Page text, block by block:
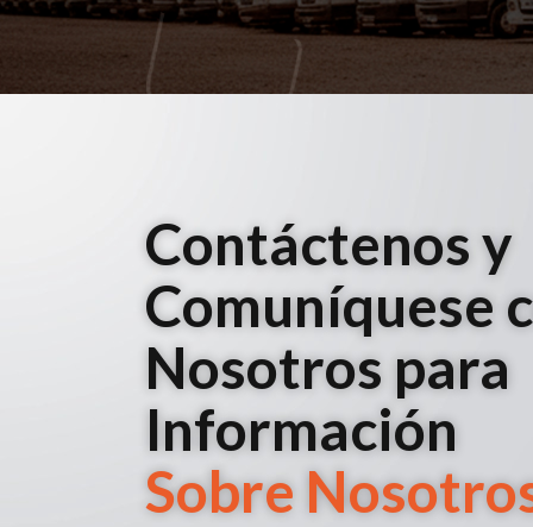
Contáctenos y
Comuníquese
Nosotros para
Información
Sobre